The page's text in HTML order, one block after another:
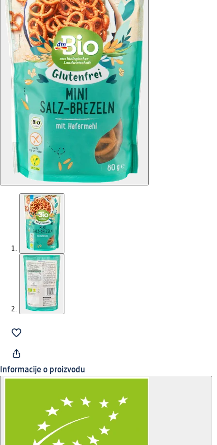
Informacije o proizvodu